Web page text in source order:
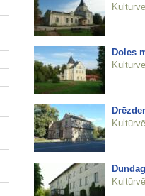
Doles